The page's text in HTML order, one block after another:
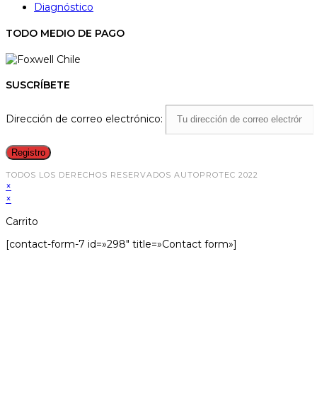
Diagnóstico
TODO MEDIO DE PAGO
SUSCRÍBETE
Dirección de correo electrónico:
TODOS LOS DERECHOS RESERVADOS AUTOPROTEC 2022
×
×
Carrito
[contact-form-7 id=»298″ title=»Contact form»]